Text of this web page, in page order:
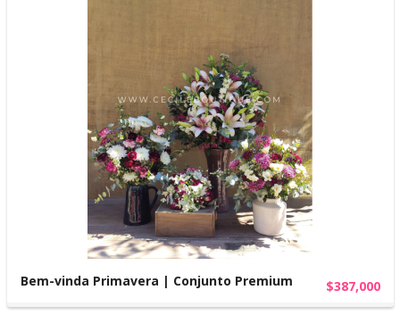
Bem-vinda Primavera | Conjunto Premium $387,000